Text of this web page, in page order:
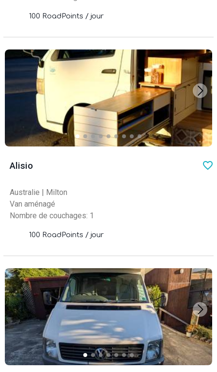
100 RoadPoints / jour
Alisio
Australie | Milton
Van aménagé
Nombre de couchages: 1
100 RoadPoints / jour